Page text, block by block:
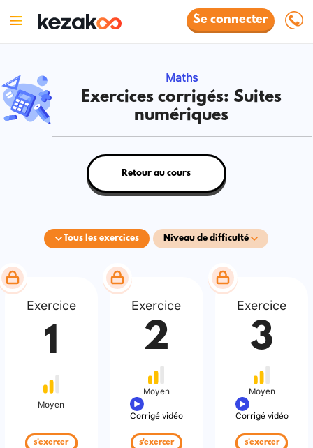
Se connecter
Maths
Exercices corrigés: Suites
numériques
Tous les exercices Niveau de difficulté
Retour au cours
Exercice
1
Moyen
s'exercer
Exercice
2
Moyen
Corrigé vidéo
s'exercer
Exercice
3
Moyen
Corrigé vidéo
s'exercer